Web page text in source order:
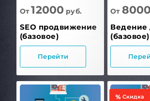
От 12000 руб.
SEO продвижение
(базовое)
Перейти
От 8000
Ведение
(базовое)
Скидка